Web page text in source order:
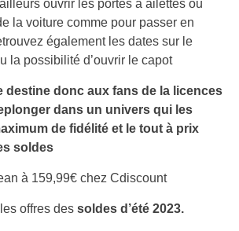
ouvrir les portes à ailettes ou
la voiture comme pour passer en
également les dates sur le
la possibilité d’ouvrir le capot
destine donc aux fans de la licences
dans un univers qui les
de fidélité et le tout à prix
soldes
à 159,99€ chez Cdiscount
offres des soldes d’été 2023.